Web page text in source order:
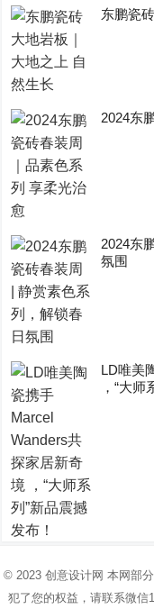
东鹏瓷
2024东
2024东
氛围
LD唯美
，“大师
© 2023 创意设计网 本网部
犯了您的权益，请联系微